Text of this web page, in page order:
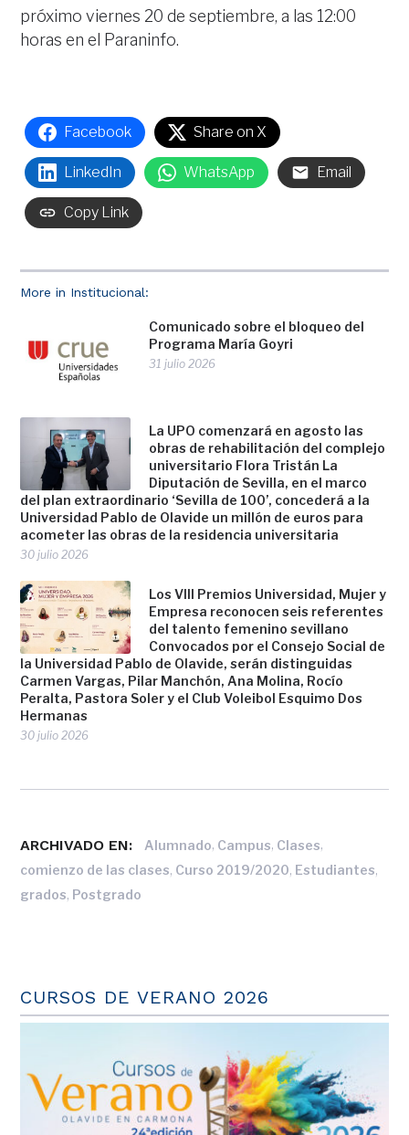
More in Institucional:
Comunicado sobre el bloqueo del
Programa María Goyri
31 julio 2026
La UPO comenzará en agosto las
obras de rehabilitación del complejo
universitario Flora Tristán La
Diputación de Sevilla, en el marco
del plan extraordinario ‘Sevilla de 100’, concederá a la
Universidad Pablo de Olavide un millón de euros para
acometer las obras de la residencia universitaria
30 julio 2026
Los VIII Premios Universidad, Mujer y
Empresa reconocen seis referentes
del talento femenino sevillano
Convocados por el Consejo Social de
la Universidad Pablo de Olavide, serán distinguidas
Carmen Vargas, Pilar Manchón, Ana Molina, Rocío
Peralta, Pastora Soler y el Club Voleibol Esquimo Dos
Hermanas
30 julio 2026
próximo viernes 20 de septiembre, a las 12:00
horas en el Paraninfo.
Facebook Share on X
LinkedIn WhatsApp Email
Copy Link
ARCHIVADO EN: Alumnado, Campus, Clases,
comienzo de las clases, Curso 2019/2020, Estudiantes,
grados, Postgrado
CURSOS DE VERANO 2026